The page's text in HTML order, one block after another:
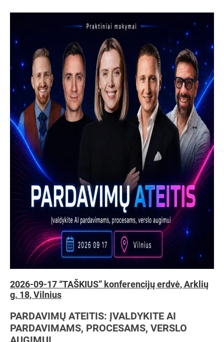
2026-09-17 “TAŠKIUS” konferencijų erdvė, Arklių
g. 18, Vilnius
PARDAVIMŲ ATEITIS: ĮVALDYKITE AI
PARDAVIMAMS, PROCESAMS, VERSLO